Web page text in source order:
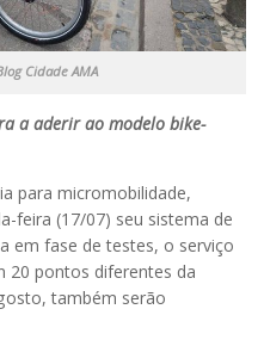
Cidade AMA
a aderir ao modelo bike-
para micromobilidade,
feira (17/07) seu sistema de
em fase de testes, o serviço
20 pontos diferentes da
também serão